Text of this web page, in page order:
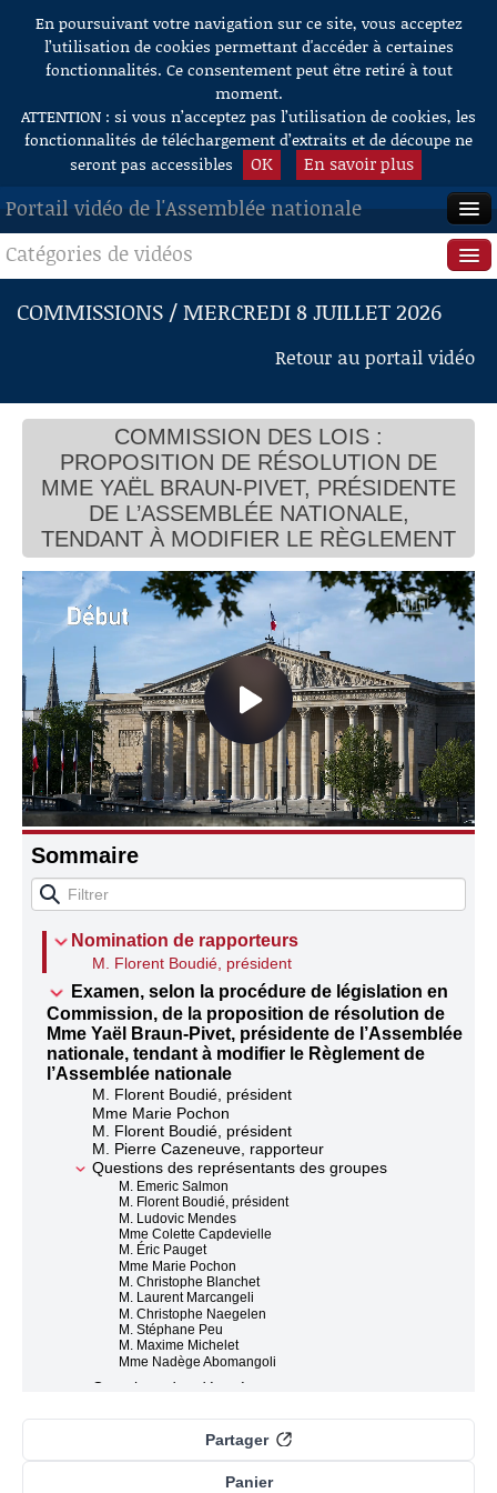
Aller au contenu
En poursuivant votre navigation sur ce site, vous acceptez
l’utilisation de cookies permettant d'accéder à certaines
fonctionnalités. Ce consentement peut être retiré à tout
moment.
ATTENTION : si vous n’acceptez pas l’utilisation de cookies, les
fonctionnalités de téléchargement d’extraits et de découpe ne
seront pas accessibles
OK En savoir plus
Portail vidéo de l'Assemblée nationale
ACCUEIL
EN DIRECT
RECHERCHE
AIDE À LA DÉCOUPE
DE VIDÉOS
Catégories de vidéos
Séance publique
Questions au Gouvernement
Commissions
Présidence
Évènements
Connaissance, Histoire
Autres
COMMISSIONS / MERCREDI 8 JUILLET 2026
Retour au portail vidéo
COMMISSION DES LOIS :
PROPOSITION DE RÉSOLUTION DE
MME YAËL BRAUN-PIVET, PRÉSIDENTE
DE L’ASSEMBLÉE NATIONALE,
TENDANT À MODIFIER LE RÈGLEMENT
Sommaire
Nomination de rapporteurs
M. Florent Boudié, président
Examen, selon la procédure de législation en
Commission, de la proposition de résolution de
Mme Yaël Braun-Pivet, présidente de l’Assemblée
nationale, tendant à modifier le Règlement de
l’Assemblée nationale
M. Florent Boudié, président
Mme Marie Pochon
M. Florent Boudié, président
M. Pierre Cazeneuve, rapporteur
Questions des représentants des groupes
M. Emeric Salmon
M. Florent Boudié, président
M. Ludovic Mendes
Mme Colette Capdevielle
M. Éric Pauget
Mme Marie Pochon
M. Christophe Blanchet
M. Laurent Marcangeli
M. Christophe Naegelen
M. Stéphane Peu
M. Maxime Michelet
Mme Nadège Abomangoli
Questions des députés
Discussion des articles
Article Premier à Article 11
Panier
Partager